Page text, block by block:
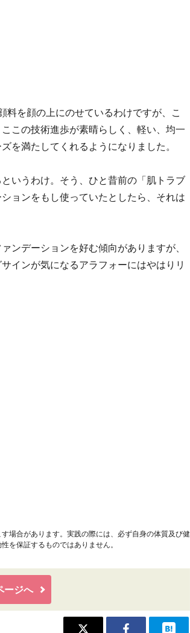
料を顔の上にのせているわけですが、こ
この技術進歩が素晴らしく、軽い、均一
満たしてくれるようになりました。
いうわけ。そう、ひと昔前の「肌トラブ
ョンをもし使っていたとしたら、それは
ンデーションを好む傾向がありますが、
インが気になるアラフォーにはやはりリ
場合があります。実践の際には、必ず自身の体質及び健
を保証するものではありません。
ージへ